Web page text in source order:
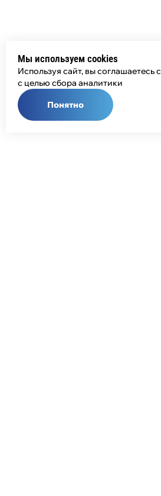
Мы используем cookies
Используя сайт, вы соглашаетесь с
с целью сбора аналитики
Понятно